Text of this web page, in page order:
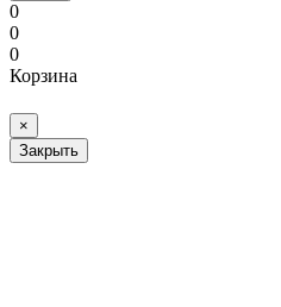
0
0
0
Корзина
×
Закрыть